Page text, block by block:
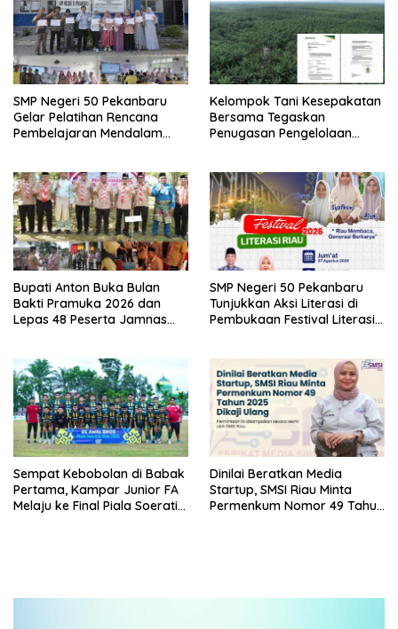
SMP Negeri 50 Pekanbaru
Gelar Pelatihan Rencana
Pembelajaran Mendalam
Kelompok Tani Kesepakatan
Bersama Tegaskan
Penugasan Pengelolaan
Bupati Anton Buka Bulan
Bakti Pramuka 2026 dan
Lepas 48 Peserta Jamnas
SMP Negeri 50 Pekanbaru
Tunjukkan Aksi Literasi di
Pembukaan Festival Literasi
Sempat Kebobolan di Babak
Pertama, Kampar Junior FA
Melaju ke Final Piala Soeratin
Dinilai Beratkan Media
Startup, SMSI Riau Minta
Permenkum Nomor 49 Tahun